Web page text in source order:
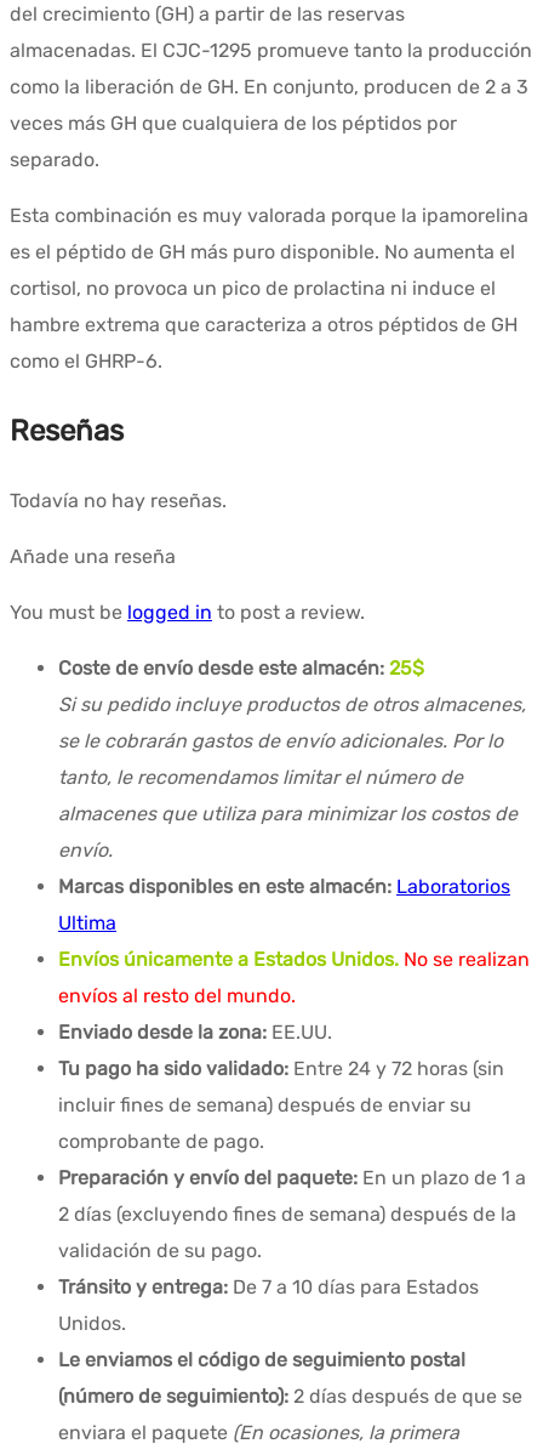
del crecimiento (GH) a partir de las reservas
almacenadas. El CJC-1295 promueve tanto la producción
como la liberación de GH. En conjunto, producen de 2 a 3
veces más GH que cualquiera de los péptidos por
separado.
Esta combinación es muy valorada porque la ipamorelina
es el péptido de GH más puro disponible. No aumenta el
cortisol, no provoca un pico de prolactina ni induce el
hambre extrema que caracteriza a otros péptidos de GH
como el GHRP-6.
Reseñas
Todavía no hay reseñas.
Añade una reseña
You must be logged in to post a review.
Coste de envío desde este almacén: 25$
Si su pedido incluye productos de otros almacenes,
se le cobrarán gastos de envío adicionales. Por lo
tanto, le recomendamos limitar el número de
almacenes que utiliza para minimizar los costos de
envío.
Marcas disponibles en este almacén: Laboratorios
Ultima
Envíos únicamente a Estados Unidos. No se realizan
envíos al resto del mundo.
Enviado desde la zona: EE.UU.
Tu pago ha sido validado: Entre 24 y 72 horas (sin
incluir fines de semana) después de enviar su
comprobante de pago.
Preparación y envío del paquete: En un plazo de 1 a
2 días (excluyendo fines de semana) después de la
validación de su pago.
Tránsito y entrega: De 7 a 10 días para Estados
Unidos.
Le enviamos el código de seguimiento postal
(número de seguimiento): 2 días después de que se
enviara el paquete (En ocasiones, la primera